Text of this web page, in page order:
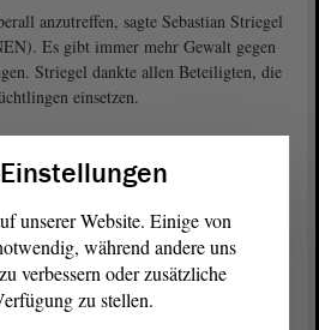
anzutreffen, sagte Sebastian Striegel
Es gibt immer mehr Gewalt gegen
Striegel dankte allen Beteiligten, die
einsetzen.
Rassismus und gegen Gewalt ist
(CDU). Die Gesellschaft braucht
Gewalt und für die
zum Beispiel das „Netzwerk für
Dort sind 300 Vereine Mitglied.
unserer Website. Einige von
während andere uns
verbessern oder zusätzliche
zu stellen.